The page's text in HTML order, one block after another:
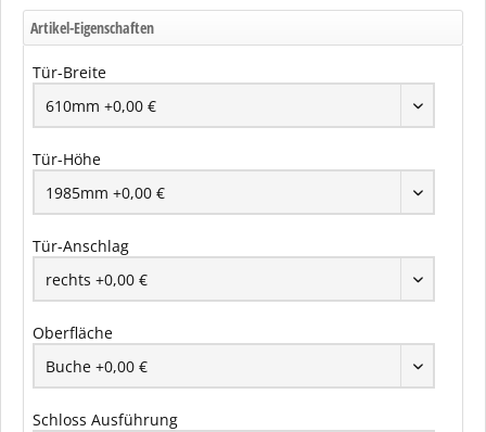
Artikel-Eigenschaften
Tür-Breite
Tür-Höhe
Tür-Anschlag
Oberfläche
Schloss Ausführung